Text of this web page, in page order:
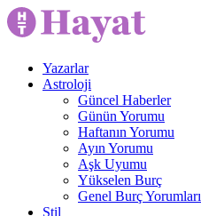
Yazarlar
Astroloji
Güncel Haberler
Günün Yorumu
Haftanın Yorumu
Ayın Yorumu
Aşk Uyumu
Yükselen Burç
Genel Burç Yorumları
Stil